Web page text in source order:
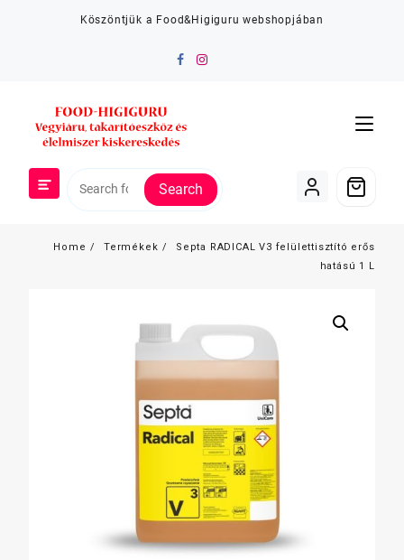
Köszöntjük a Food&Higiguru webshopjában
Search
Home Termékek
Septa RADICAL V3 felülettisztító erős
hatású 1 L